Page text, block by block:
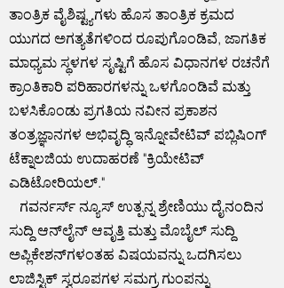
ತಾಂತ್ರಿಕ ವೈಶಿಷ್ಟ್ಯಗಳು ಹೊಸ ತಾಂತ್ರಿಕ ಕ್ರಮದ
ಯುಗದ ಅಗತ್ಯತೆಗಳಿಂದ ರೂಪುಗೊಂಡಿವೆ, ಜಾಗತಿಕ
ಮಾಧ್ಯಮ ಸ್ಥಳಗಳ ಸೃಷ್ಟಿಗೆ ಹೊಸ ವಿಧಾನಗಳ ರಚನೆಗೆ
ಕ್ರಾಂತಿಕಾರಿ ಪರಿಹಾರಗಳನ್ನು ಒಳಗೊಂಡಿವೆ ಮತ್ತು
ಬಳಸಿಕೊಂಡು ಪ್ರಗತಿಯ ನವೀನ ಪ್ರಕಾಶನ
ತಂತ್ರಜ್ಞಾನಗಳ ಅಭಿವೃದ್ಧಿ ಇನ್ನೋವೇಟಿವ್ ಪಬ್ಲಿಷಿಂಗ್
ಟೆಕ್ನಾಲಜಿಯ ಉದಾಹರಣೆ "ಕ್ರಿಯೇಟಿವ್
ಎಡಿಟೋರಿಯಲ್."
ಗವರ್ನರ್ಸ್ ನ್ಯೂಸ್ ಉತ್ಪನ್ನ ಶ್ರೇಣಿಯು ದೈನಂದಿನ
ಸುದ್ದಿ ಆನ್‌ಲೈನ್ ಆವೃತ್ತಿ ಮತ್ತು ಮೊಬೈಲ್ ಸುದ್ದಿ
ಅಪ್ಲಿಕೇಶನ್‌ಗಳಂತಹ ವಿಷಯವನ್ನು ಒದಗಿಸಲು
ಲಾಜಿಸ್ಟಿಕ್ ಸ್ವರೂಪಗಳ ಸಮಗ್ರ ಗುಂಪನ್ನು